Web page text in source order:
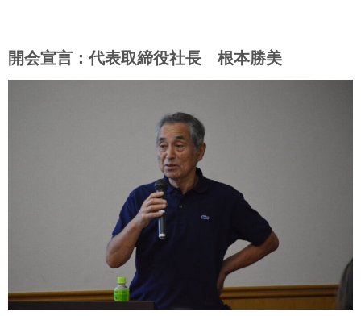
開会宣言：代表取締役社長 根本勝美